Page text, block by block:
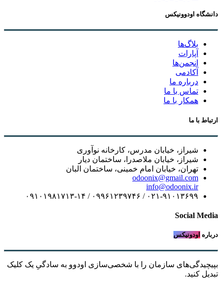
دانشگاه اودوونیکس
بلاگ‌ها
آپارات
انجمن‌ها
آکادمی
درباره ما
تماس با ما
همکار با ما
ارتباط با ما
شیراز، خیابان مدرس، کارخانه نوآوری
شیراز، خیابان ملاصدرا، ساختمان دیار
تهران، خیابان امام خمینی، ساختمان البان
odoonix@gmail.com
info@odoonix.ir
۰۲۱-۹۱۰۱۳۶۹۹ / ۰۹۹۶۱۲۳۹۷۴۶ / ۰۹۱۰۱۹۸۱۷۱۳-۱۴
Social Media
درباره اودونیکس
بپیچیدگی‌های سازمان را با شخصی‌سازی اودوو به سادگیِ یک کلیک
تبدیل کنید.